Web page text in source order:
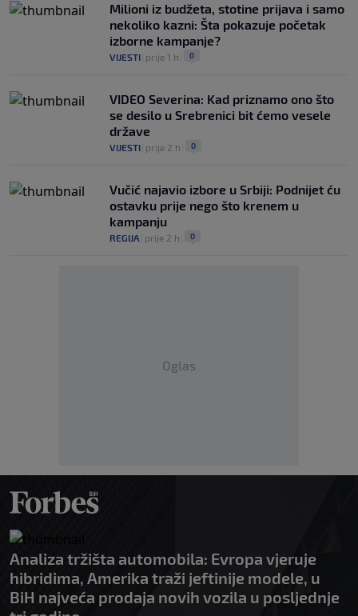
Milioni iz budžeta, stotine prijava i samo
nekoliko kazni: Šta pokazuje početak
izborne kampanje?
VIJESTI prije 1 h 0
VIDEO Severina: Kad priznamo ono što
se desilo u Srebrenici bit ćemo vesele
države
VIJESTI prije 2 h 0
Vučić najavio izbore u Srbiji: Podnijet ću
ostavku prije nego što krenem u
kampanju
REGIJA prije 2 h 0
Oglas
Analiza tržišta automobila: Evropa vjeruje
hibridima, Amerika traži jeftinije modele, u
BiH najveća prodaja novih vozila u posljednje